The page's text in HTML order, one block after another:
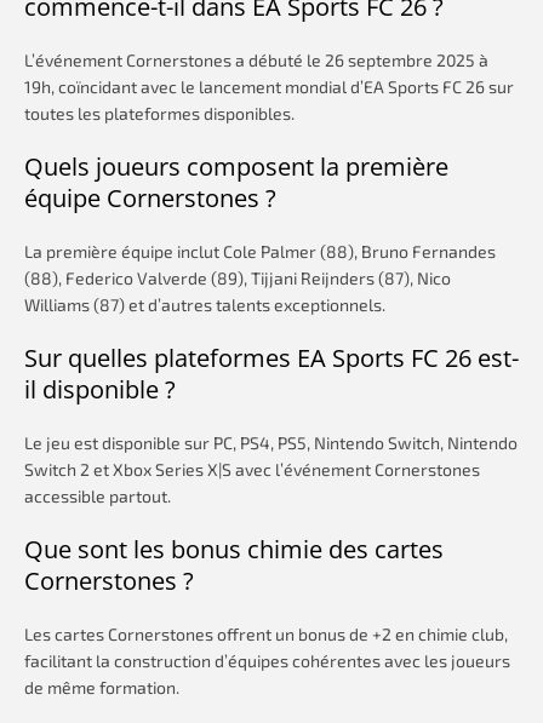
commence-t-il dans EA Sports FC 26 ?
L’événement Cornerstones a débuté le 26 septembre 2025 à
19h, coïncidant avec le lancement mondial d’EA Sports FC 26 sur
toutes les plateformes disponibles.
Quels joueurs composent la première
équipe Cornerstones ?
La première équipe inclut Cole Palmer (88), Bruno Fernandes
(88), Federico Valverde (89), Tijjani Reijnders (87), Nico
Williams (87) et d’autres talents exceptionnels.
Sur quelles plateformes EA Sports FC 26 est-
il disponible ?
Le jeu est disponible sur PC, PS4, PS5, Nintendo Switch, Nintendo
Switch 2 et Xbox Series X|S avec l’événement Cornerstones
accessible partout.
Que sont les bonus chimie des cartes
Cornerstones ?
Les cartes Cornerstones offrent un bonus de +2 en chimie club,
facilitant la construction d’équipes cohérentes avec les joueurs
de même formation.